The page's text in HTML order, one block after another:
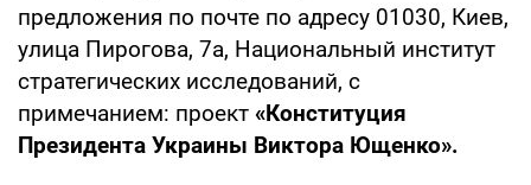
предложения по почте по адресу 01030, Киев,
улица Пирогова, 7а, Национальный институт
стратегических исследований, с
примечанием: проект «Конституция
Президента Украины Виктора Ющенко».